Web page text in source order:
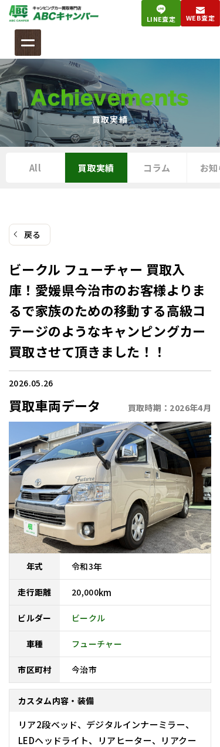
ツ
へ
ス
キ
ッ
プ
LINE査定 WEB査定
Achievements
買取実績
All 買取実績 コラム お知
戻る
ビークル フューチャー 買取入
庫！愛媛県今治市のお客様よりま
るで家族のための移動する高級コ
テージのようなキャンピングカー
買取させて頂きました！！
2026.05.26
買取車両データ 買取時期： 2026年4月
年式 令和3年
走行距離 20,000km
ビルダー ビークル
車種 フューチャー
市区町村 今治市
カスタム内容・装備
リア2段ベッド、デジタルインナーミラー、
LEDヘッドライト、リアヒーター、リアクー